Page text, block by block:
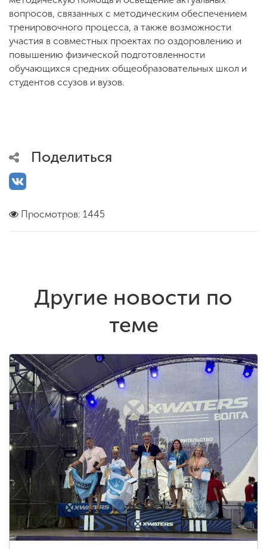
вопросов, связанных с методическим обеспечением
тренировочного процесса, а также возможности
участия в совместных проектах по оздоровлению и
повышению физической подготовленности
обучающихся средних общеобразовательных школ и
студентов ссузов и вузов.
Поделиться
Просмотров: 1445
Другие новости по
теме